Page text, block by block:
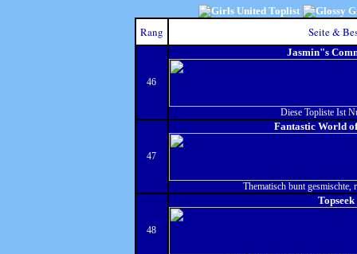
Rang Seite &
46
Jasmin"s
Diese Topliste Ist
47
Fantastic World
Thematisch bunt gesmischte,
48